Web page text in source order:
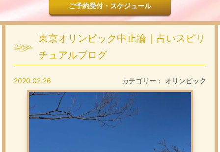
ご予約受付・スケジュール
東京オリンピック中止論｜占いスピリ
チュアルブログ
カテゴリー： オリンピック
2020.02.26